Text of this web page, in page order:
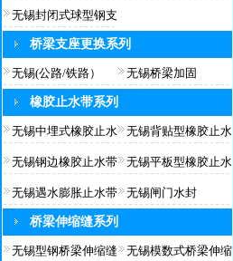
无锡封闭式球型钢支
桥梁支座更换系列
无锡(公路/铁路） 无锡桥梁加固
橡胶止水带系列
无锡中埋式橡胶止水 无锡背贴型橡胶止水
无锡钢边橡胶止水带 无锡平板型橡胶止水
无锡遇水膨胀止水带 无锡闸门水封
桥梁伸缩缝系列
无锡型钢桥梁伸缩缝 无锡模数式桥梁伸缩